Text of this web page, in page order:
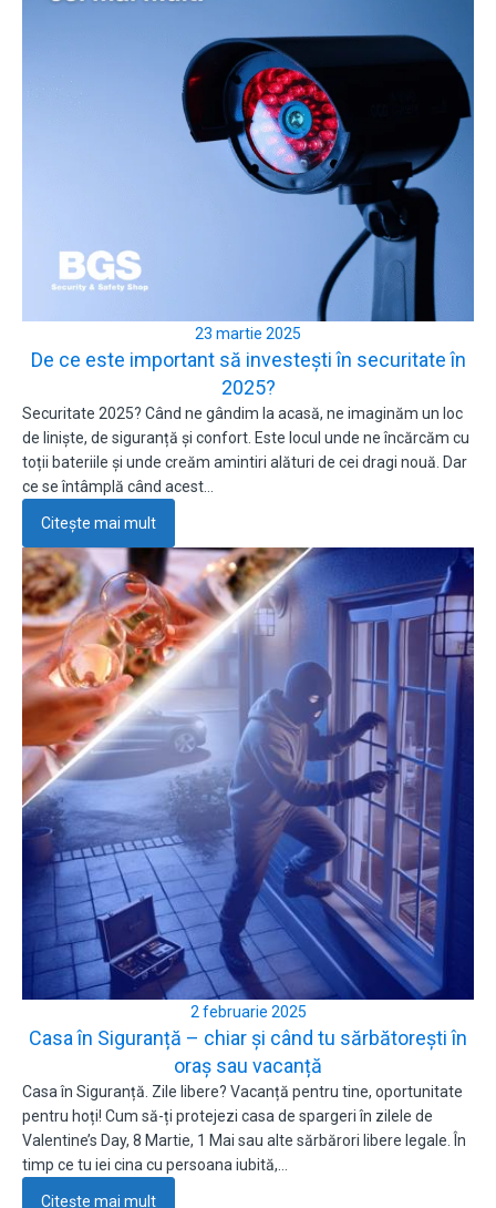
23 martie 2025
De ce este important să investești în securitate în
2025?
Securitate 2025? Când ne gândim la acasă, ne imaginăm un loc
de liniște, de siguranță și confort. Este locul unde ne încărcăm cu
toții bateriile și unde creăm amintiri alături de cei dragi nouă. Dar
ce se întâmplă când acest…
Citește mai mult
2 februarie 2025
Casa în Siguranță – chiar și când tu sărbătorești în
oraș sau vacanță
Casa în Siguranță. Zile libere? Vacanță pentru tine, oportunitate
pentru hoți! Cum să-ți protejezi casa de spargeri în zilele de
Valentine’s Day, 8 Martie, 1 Mai sau alte sărbărori libere legale. În
timp ce tu iei cina cu persoana iubită,…
Citește mai mult